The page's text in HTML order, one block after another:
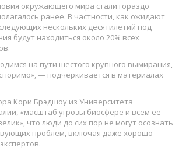
окружающего мира стали гораздо
ранее. В частности, как ожидают
нескольких десятилетий под
будут находиться около 20% всех
на пути шестого крупного вымирания,
— подчеркивается в материалах
Кори Брэдшоу из Университета
«масштаб угрозы биосфере и всем ее
что люди до сих пор не могут осознать
проблем, включая даже хорошо